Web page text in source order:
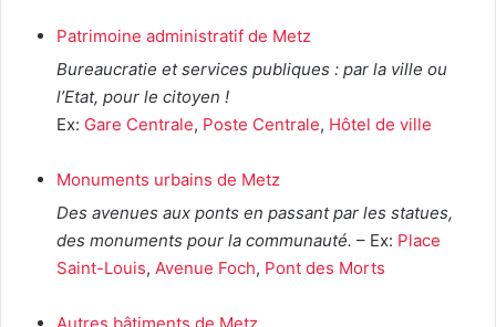
Patrimoine administratif de Metz
Bureaucratie et services publiques : par la ville ou
l’Etat, pour le citoyen !
Ex: Gare Centrale, Poste Centrale, Hôtel de ville
Monuments urbains de Metz
Des avenues aux ponts en passant par les statues,
des monuments pour la communauté. – Ex: Place
Saint-Louis, Avenue Foch, Pont des Morts